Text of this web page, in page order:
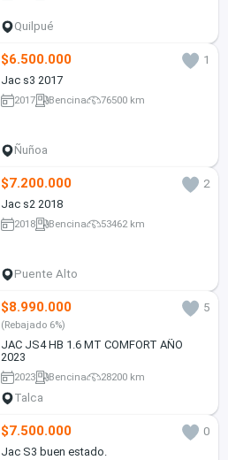
Quilpué
$6.500.000
1
Jac s3 2017
2017 Bencina 76500 km
Ñuñoa
$7.200.000
2
Jac s2 2018
2018 Bencina 53462 km
Puente Alto
$8.990.000 5
(Rebajado 6%)
JAC JS4 HB 1.6 MT COMFORT AÑO
2023
2023 Bencina 28200 km
Talca
$7.500.000
0
Jac S3 buen estado.